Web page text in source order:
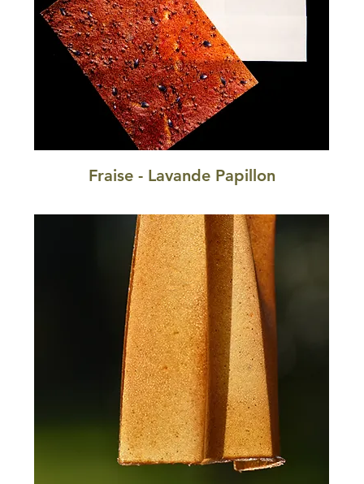
Fraise - Lavande Papillon